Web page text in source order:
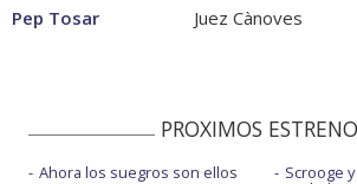
Pep Tosar
Juez Cànoves
PROXIMOS
Ahora los suegros son ellos
Scrooge